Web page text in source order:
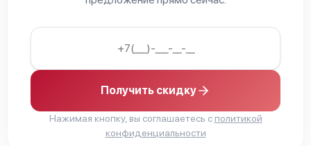
Ремонт платы управления (восстановление)
Замена объективов с улучшением
Замена дисплея (экрана) 750 р
Ремонт капиллярной трубки
Получить скидку
Нажимая кнопку, вы соглашаетесь с политикой
конфиденциальности